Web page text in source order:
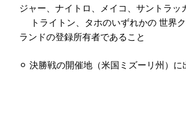
ジャー、ナイトロ、メイコ、サントラッ
トライトン、タホのいずれかの 世界
ランドの登録所有者であること
⚪︎ 決勝戦の開催地（米国ミズーリ州）に